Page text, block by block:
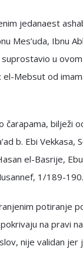
jedanaest
Mes’uda, Ibnu
u
Mebsut od
bilježi
b. Ebi Vekkasa,
el-Basrije,
1/189-
potiranje
na pravi
nije validan jer